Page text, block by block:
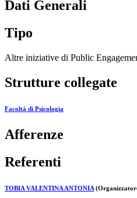
Dati Generali
Tipo
Altre iniziative di Public
Strutture collegate
Facoltà di Psicologia
Afferenze
Referenti
TOBIA VALENTINA ANTONIA